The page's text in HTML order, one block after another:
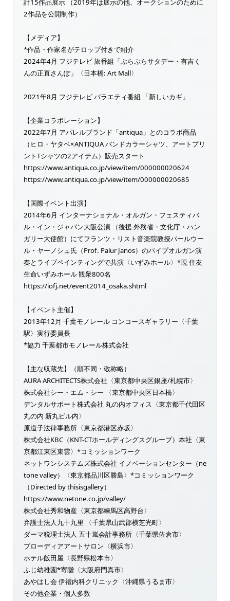
計15作品展示 （2019年は展示の他、オークションのために
2作品を公開制作）
【メディア】
*作品・作家名がテロップ付きで紹介
2024年4月 フジテレビ 旅番組「ぶらぶらサタデー・有吉く
んの正直さんぽ」〈日本橋: Art Mall〉
2021年8月 フジテレビ バラエティ番組 「新しいカギ」
【企業コラボレーション】
2022年7月 アパレルブランド「antiqua」とのコラボ商品
（ヒロ・ヤタベ×ANTIQUA バンドカラーシャツ、アートプリ
ントTシャツの2アイテム）販売スタート
https://www.antiqua.co.jp/view/item/000000020624
https://www.antiqua.co.jp/view/item/000000020685
【国際イベント出演】
2014年6月 インターナショナル・オルガン・フェスティバ
ル・イン・ジャパン大阪公演 （後援 外務省・文化庁・ハン
ガリー大使館）にてフランツ・リスト音楽院教授パールウー
ル・ヤーノシュ氏（Prof. Palur Janos）のパイプオルガン演
奏とライブペインティングで共演〈いずみホール〉*現 住友
生命いずみホール 観衆800名
https://iofj.net/event2014_osaka.shtml
【イベント主催】
2013年12月 千葉モノレール コンコースギャラリー〈千葉
駅〉実行委員長
*協力 千葉都市モノレール株式会社
【主な収蔵先】（順不同・敬称略）
AURA ARCHITECTS株式会社〈東京都中央区銀座/札幌市〉
株式会社シー・エム・シー 〈東京都中央区日本橋〉
デンタルサポート株式会社 丸の内オフィス〈東京都千代田区
丸の内 新丸ビル内〉
原道子法律事務所〈東京都港区赤坂〉
株式会社KBC（KNT-CTホールディングスグループ）本社〈東
京都江東区東雲〉*コミッションワーク
ネットワンシステムズ株式会社 イノベーションセンター（ne
tone valley）〈東京都品川区勝島〉*コミッションワーク
（Directed by thisisgallery）
https://www.netone.co.jp/valley/
株式会社秀和物産〈東京都練馬区高野台〉
弁護士法人九十九里 〈千葉県山武郡横芝光町〉
ダーマ税理士法人 五十嵐会計事務所〈千葉県佐倉市〉
ブローディアアートサロン〈横浜市〉
ホテル飯田屋〈長野県松本市〉
ふじ幼稚園*寄贈〈大阪府門真市〉
あやはし会 伊禮内科クリニック〈沖縄県うるま市〉
その他企業・個人多数